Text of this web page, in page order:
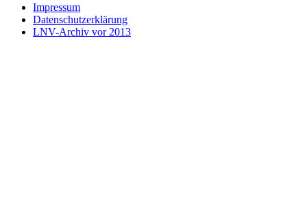
Impressum
Datenschutzerklärung
LNV-Archiv vor 2013